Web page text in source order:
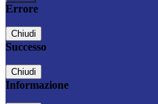
Errore
Chiudi
Successo
Chiudi
Informazione